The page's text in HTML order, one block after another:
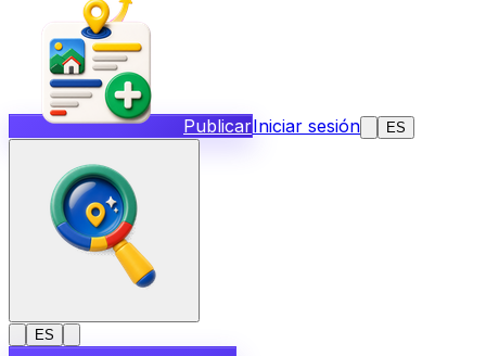
PublicarIniciar sesión ES
ES